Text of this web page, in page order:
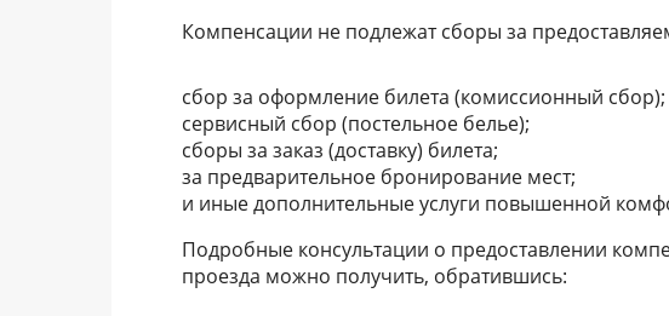
Компенсации не подлежат сборы за
сбор за оформление билета (комиссионный сбор);
сервисный сбор (постельное белье);
сборы за заказ (доставку) билета;
за предварительное бронирование мест;
и иные дополнительные услуги повышенной
Подробные консультации о предоставлении
проезда можно получить, обратившись: